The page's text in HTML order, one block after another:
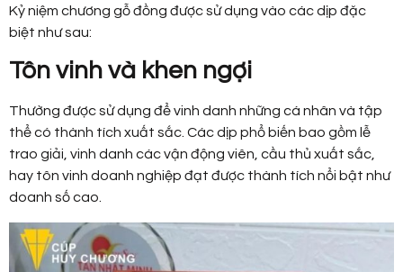
Kỷ niệm chương gỗ đồng được sử dụng vào các dịp đặc
biệt như sau:
Tôn vinh và khen ngợi
Thường được sử dụng để vinh danh những cá nhân và tập
thể có thành tích xuất sắc. Các dịp phổ biến bao gồm lễ
trao giải, vinh danh các vận động viên, cầu thủ xuất sắc,
hay tôn vinh doanh nghiệp đạt được thành tích nổi bật như
doanh số cao.